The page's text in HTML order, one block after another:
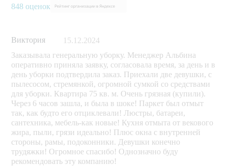
848 оценок
Виктория
15.12.2024
Заказывала генеральную уборку. Менеджер Альбина
оперативно приняла заявку, согласовала время, за день и в
день уборки подтвердила заказ. Приехали две девушки, с
пылесосом, стремянкой, огромной сумкой со средствами
для уборки. Квартира 75 кв. м. Очень грязная (купили).
Через 6 часов зашла, и была в шоке! Паркет был отмыт
так, как будто его отциклевали! Люстры, батареи,
сантехника, мебель-как новые! Кухня отмыта от векового
жира, пыли, грязи идеально! Плюс окна с внутренней
стороны, рамы, подоконники. Девушки конечно
трудяжки! Огромное спасибо! Однозначно буду
рекомендовать эту компанию!